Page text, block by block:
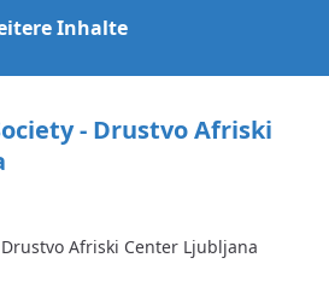
Inhalte
- Drustvo Afriski
Afriski Center Ljubljana